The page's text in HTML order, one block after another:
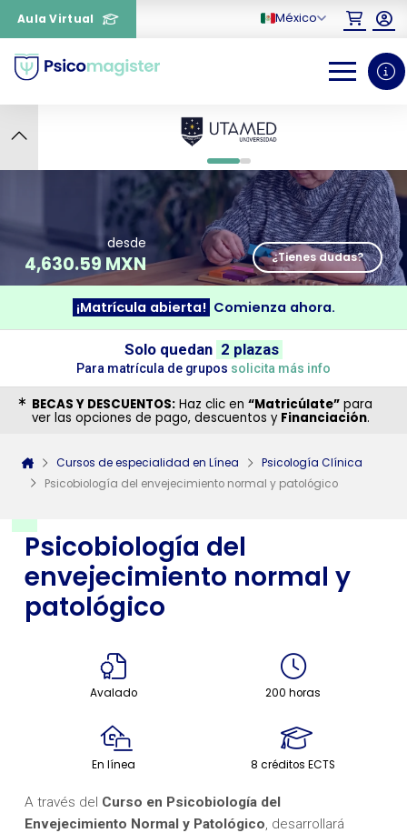
Aula Virtual México
0 1
Psicobiología del
envejecimiento normal y
patológico
Avalado 200 horas
En línea 8 créditos ECTS
A través del Curso en Psicobiología del
Envejecimiento Normal y Patológico , desarrollará
desde
4,630.59 MXN ¿Tienes dudas?
¡Matrícula abierta! Comienza ahora.
Solo quedan 2 plazas
Para matrícula de grupos solicita más info
BECAS Y DESCUENTOS: Haz clic en “Matricúlate” para
ver las opciones de pago, descuentos y Financiación.
Cursos de especialidad en Línea
Psicología Clínica
Psicobiología del envejecimiento normal y patológico
¿Necesitas más información
sobre un curso?